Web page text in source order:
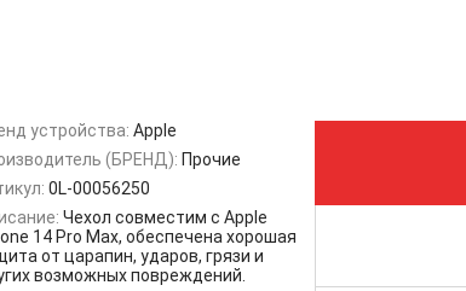
устройства: Apple
(БРЕНД): Прочие
0L-00056250
Чехол совместим с Apple
14 Pro Max, обеспечена хорошая
от царапин, ударов, грязи и
возможных повреждений.